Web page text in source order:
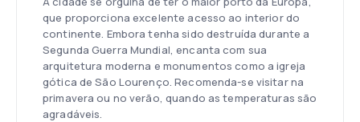
que proporciona excelente acesso ao interior do
continente. Embora tenha sido destruída durante a
Segunda Guerra Mundial, encanta com sua
arquitetura moderna e monumentos como a igreja
gótica de São Lourenço. Recomenda-se visitar na
primavera ou no verão, quando as temperaturas são
agradáveis.